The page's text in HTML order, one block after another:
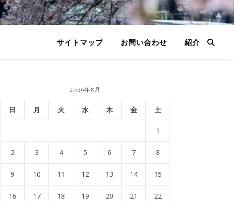
サイトマップ お問い合わせ 紹介
2026年8月
日 月 火 水 木 金 土
1
2 3 4 5 6 7 8
9 10 11 12 13 14 15
16 17 18 19 20 21 22